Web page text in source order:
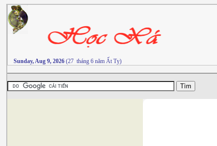
Sunday, Aug 9, 2026 (27 tháng 6 năm Ất Tỵ)